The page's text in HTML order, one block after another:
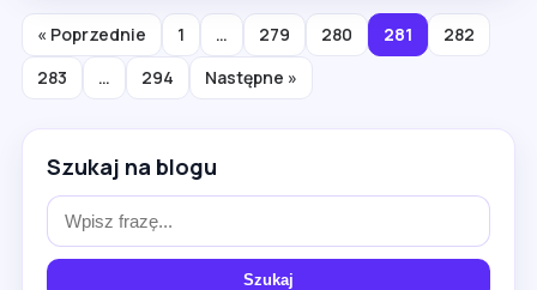
« Poprzednie 1 … 279 280 281
282
283
… 294 Następne »
Szukaj na blogu
Szukaj